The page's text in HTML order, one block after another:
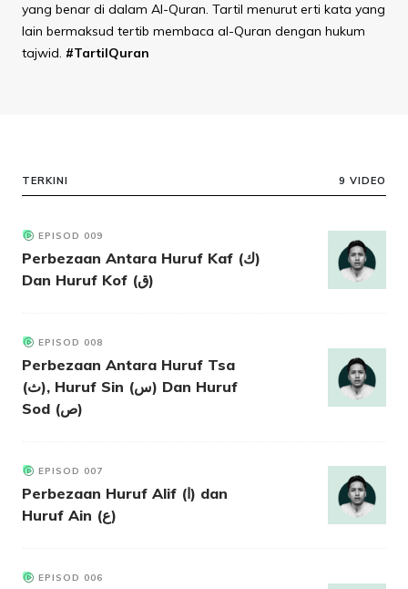
yang benar di dalam Al-Quran. Tartil menurut erti kata yang
lain bermaksud tertib membaca al-Quran dengan hukum
tajwid. #TartilQuran
TERKINI 9 VIDEO
EPISOD 009
Perbezaan Antara Huruf Kaf (ك)
Dan Huruf Kof (ق)
EPISOD 008
Perbezaan Antara Huruf Tsa
(ث), Huruf Sin (س) Dan Huruf
Sod (ص)
EPISOD 007
Perbezaan Huruf Alif (ا) dan
Huruf Ain (ع)
EPISOD 006